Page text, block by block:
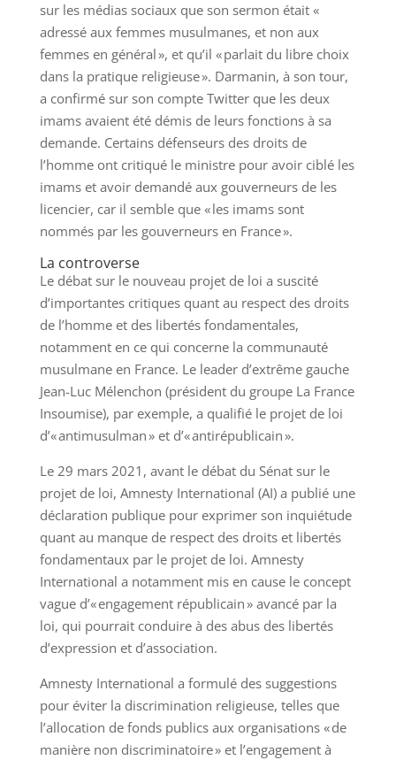
sur les médias sociaux que son sermon était «
adressé aux femmes musulmanes, et non aux
femmes en général », et qu’il « parlait du libre choix
dans la pratique religieuse ». Darmanin, à son tour,
a confirmé sur son compte Twitter que les deux
imams avaient été démis de leurs fonctions à sa
demande. Certains défenseurs des droits de
l’homme ont critiqué le ministre pour avoir ciblé les
imams et avoir demandé aux gouverneurs de les
licencier, car il semble que « les imams sont
nommés par les gouverneurs en France ».
La controverse
Le débat sur le nouveau projet de loi a suscité
d’importantes critiques quant au respect des droits
de l’homme et des libertés fondamentales,
notamment en ce qui concerne la communauté
musulmane en France. Le leader d’extrême gauche
Jean-Luc Mélenchon (président du groupe La France
Insoumise), par exemple, a qualifié le projet de loi
d’« antimusulman » et d’« antirépublicain ».
Le 29 mars 2021, avant le débat du Sénat sur le
projet de loi, Amnesty International (AI) a publié une
déclaration publique pour exprimer son inquiétude
quant au manque de respect des droits et libertés
fondamentaux par le projet de loi. Amnesty
International a notamment mis en cause le concept
vague d’« engagement républicain » avancé par la
loi, qui pourrait conduire à des abus des libertés
d’expression et d’association.
Amnesty International a formulé des suggestions
pour éviter la discrimination religieuse, telles que
l’allocation de fonds publics aux organisations « de
manière non discriminatoire » et l’engagement à